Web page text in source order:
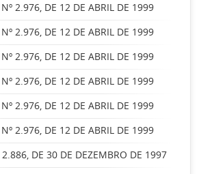
2.976, DE 12 DE ABRIL DE 1999
2.976, DE 12 DE ABRIL DE 1999
2.976, DE 12 DE ABRIL DE 1999
2.976, DE 12 DE ABRIL DE 1999
2.976, DE 12 DE ABRIL DE 1999
2.976, DE 12 DE ABRIL DE 1999
2.886, DE 30 DE DEZEMBRO DE 1997